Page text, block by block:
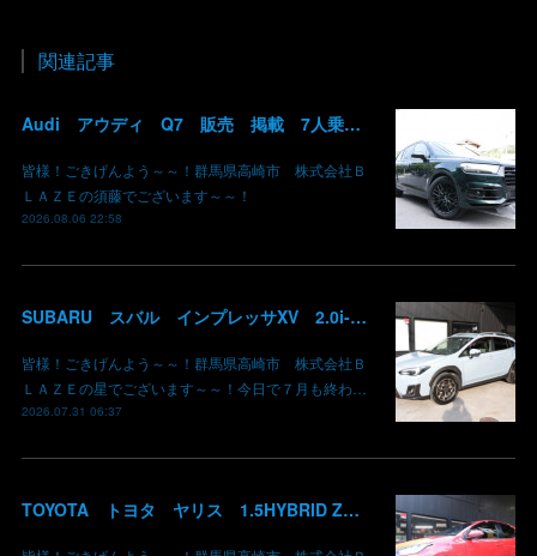
関連記事
Audi アウディ Q7 販売 掲載 7人乗り リアモニター サンルーフ 車検整備2年付き 群馬 高崎
皆様！ごきげんよう～～！群馬県高崎市 株式会社Ｂ
ＬＡＺＥの須藤でございます～～！
2026.08.06 22:58
SUBARU スバル インプレッサXV 2.0i-L EyeSight AWD 御納車 GT7 群馬県高崎市 株式会社BLAZE
皆様！ごきげんよう～～！群馬県高崎市 株式会社Ｂ
ＬＡＺＥの星でございます～～！今日で７月も終わ…
2026.07.31 06:37
TOYOTA トヨタ ヤリス 1.5HYBRID Z 御納車 MXPH10 コーラルクリスタルシャイン 3U7 群馬県高崎市 株式会社BLAZE